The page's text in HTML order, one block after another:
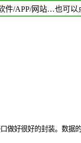
件/APP/网站…也可以
口做好很好的封装。数